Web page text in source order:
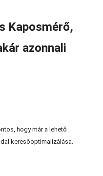
Kaposmérő,
azonnali
hogy már a lehető
keresőoptimalizálása.